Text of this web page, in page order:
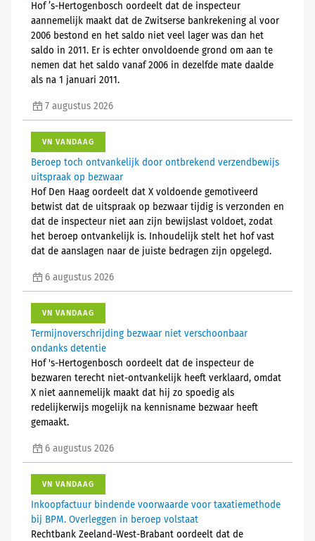
Hof ’s-Hertogenbosch oordeelt dat de inspecteur
aannemelijk maakt dat de Zwitserse bankrekening al voor
2006 bestond en het saldo niet veel lager was dan het
saldo in 2011. Er is echter onvoldoende grond om aan te
nemen dat het saldo vanaf 2006 in dezelfde mate daalde
als na 1 januari 2011.
7 augustus 2026
VN VANDAAG
Beroep toch ontvankelijk door ontbrekend verzendbewijs
uitspraak op bezwaar
Hof Den Haag oordeelt dat X voldoende gemotiveerd
betwist dat de uitspraak op bezwaar tijdig is verzonden en
dat de inspecteur niet aan zijn bewijslast voldoet, zodat
het beroep ontvankelijk is. Inhoudelijk stelt het hof vast
dat de aanslagen naar de juiste bedragen zijn opgelegd.
6 augustus 2026
VN VANDAAG
Termijnoverschrijding bezwaar niet verschoonbaar
ondanks detentie
Hof 's-Hertogenbosch oordeelt dat de inspecteur de
bezwaren terecht niet-ontvankelijk heeft verklaard, omdat
X niet aannemelijk maakt dat hij zo spoedig als
redelijkerwijs mogelijk na kennisname bezwaar heeft
gemaakt.
6 augustus 2026
VN VANDAAG
Inkoopfactuur bindende voorwaarde voor taxatiemethode
bij BPM. Overleggen in beroep volstaat
Rechtbank Zeeland-West-Brabant oordeelt dat de